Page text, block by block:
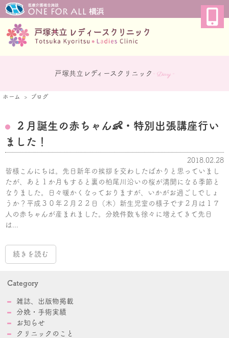
戸塚共立レディースクリニック ~ Diary ~
ホーム ブログ
２月誕生の赤ちゃん👶・特別出張講座行い
ました！
2018.02.28
皆様こんにちは。先日新年の挨拶を交わしたばかりと思っていまし
たが、あと１か月もすると裏の柏尾川沿いの桜が満開になる季節と
なりました。日々暖かくなっておりますが、いかがお過ごしでしょ
うか？平成３０年２月２２日（木）新生児室の様子です２月は１７
人の赤ちゃんが産まれました。分娩件数も徐々に増えてきて先日
は...
続きを読む
Category
雑誌、出版物掲載
分娩・手術実績
お知らせ
クリニックのこと